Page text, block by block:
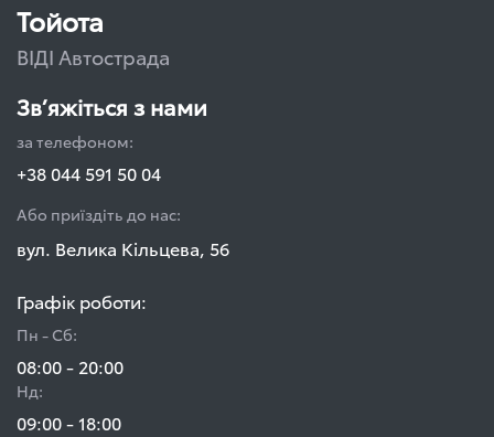
Тойота
ВІДІ Автострада
Зв’яжіться з нами
за телефоном:
+38 044 591 50 04
Або приїздіть до нас:
вул. Велика Кільцева, 56
Графік роботи:
Пн - Сб:
08:00 - 20:00
Нд:
09:00 - 18:00